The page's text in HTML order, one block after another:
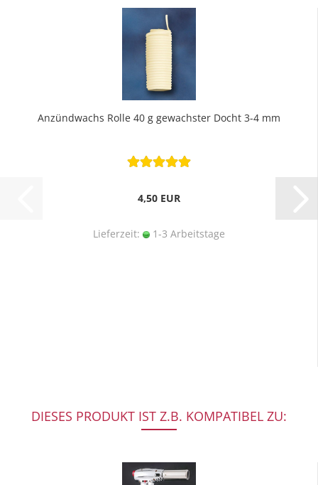
Anzündwachs Rolle 40 g gewachster Docht 3-4 mm
4,50 EUR
Lieferzeit: 1-3 Arbeitstage
DIESES PRODUKT IST Z.B. KOMPATIBEL ZU: